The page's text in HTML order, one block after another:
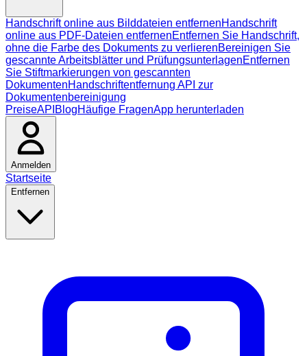
Handschrift online aus Bilddateien entfernenHandschrift
online aus PDF-Dateien entfernenEntfernen Sie Handschrift,
ohne die Farbe des Dokuments zu verlierenBereinigen Sie
gescannte Arbeitsblätter und PrüfungsunterlagenEntfernen
Sie Stiftmarkierungen von gescannten
DokumentenHandschriftentfernung API zur
Dokumentenbereinigung
PreiseAPI BlogHäufige FragenApp herunterladen
Anmelden
Startseite
Entfernen